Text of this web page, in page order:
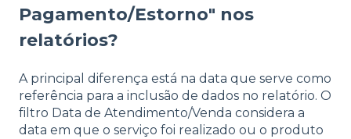
Pagamento/Estorno" nos
relatórios?
A principal diferença está na data que serve como
referência para a inclusão de dados no relatório. O
filtro Data de Atendimento/Venda considera a
data em que o serviço foi realizado ou o produto